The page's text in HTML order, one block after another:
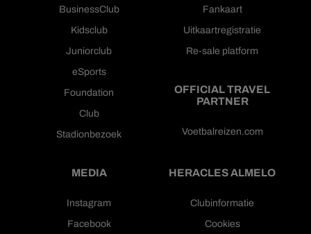
BusinessClub
Kidsclub
Juniorclub
eSports
Foundation
Club
Stadionbezoek
Fankaart
Uitkaartregistratie
Re-sale platform
OFFICIAL TRAVEL
PARTNER
Voetbalreizen.com
MEDIA
Instagram
Facebook
HERACLES ALMELO
Clubinformatie
Cookies